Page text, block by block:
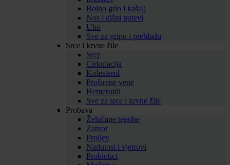
Bolno grlo i kašalj
Nos i dišni putevi
Uho
Sve za gripu i prehladu
Srce i krvne žile
Srce
Cirkulacija
Kolesterol
Proširene vene
Hemeroidi
Sve za srce i krvne žile
Probava
Želučane tegobe
Zatvor
Proljev
Nadutost i vjetrovi
Probiotici